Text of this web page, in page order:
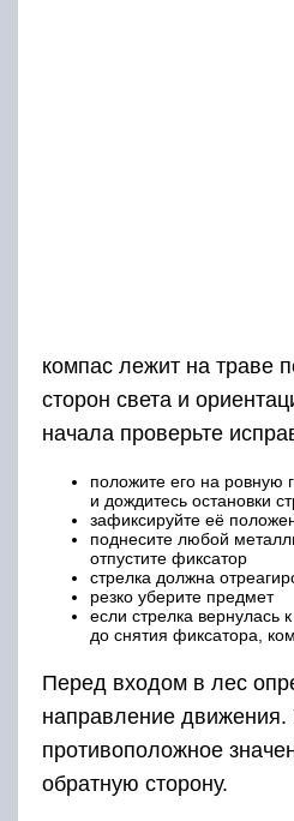
компас лежит на траве
сторон света и
начала проверьте
положите его на ровную
и дождитесь остановки
зафиксируйте её
поднесите любой
отпустите фиксатор
стрелка должна
резко уберите предмет
если стрелка вернулась
до снятия фиксатора,
Перед входом в лес
направление движения.
противоположное
обратную сторону.